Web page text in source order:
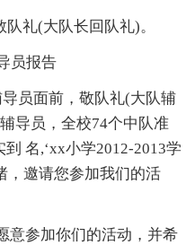
礼(大队长回队礼)。
员报告
员面前，敬队礼(大队辅
导员，全校74个中队准
名,‘xx小学2012-2013学
，邀请您参加我们的活
参加你们的活动，并希